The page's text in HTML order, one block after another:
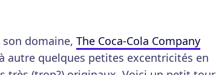
domaine, The Coca-Cola Company
autre quelques petites excentricités en